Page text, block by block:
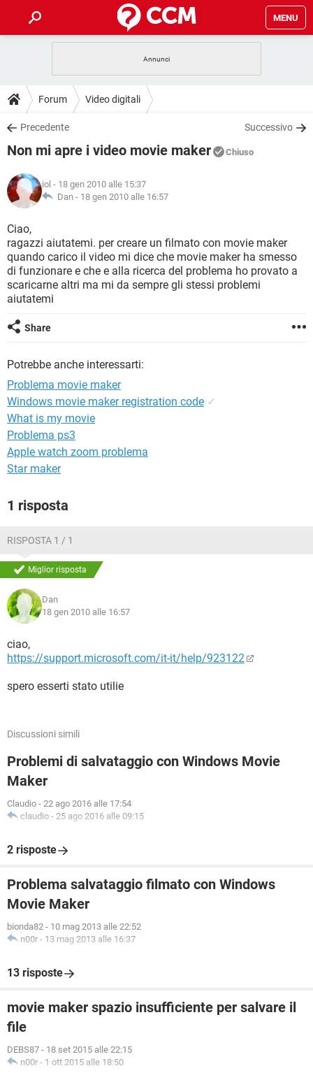
MENU
INTRATTENIMENTO
iOS
INSTAGRAM WHATSAPP
TIKTOK
HARDWARE
GUIDE
COVID-19
INSTAGRAM
TIKTOK
HARDWARE
DOWNLOAD
COVID-19 GAMING
INTRATTENIMENTO
iOS WINDOWS 10
INSTAGRAM
TIKTOK FACEBOOK
HARDWARE
COVID-19
INTRATTENIMENTO
iOS
INSTAGRAM WHATSAPP
TIKTOK FACEBOOK
HARDWARE
GLOSSARIO
COVID-19
INTRATTENIMENTO ANDROID
iOS WINDOWS 10
INSTAGRAM WHATSAPP
TIKTOK
Forum Video digitali
Precedente Successivo
Non mi apre i video movie maker Chiuso
iol - 18 gen 2010 alle 15:37
Dan - 18 gen 2010 alle 16:57
Ciao,
ragazzi aiutatemi. per creare un filmato con movie maker
quando carico il video mi dice che movie maker ha smesso
di funzionare e che e alla ricerca del problema ho provato a
scaricarne altri ma mi da sempre gli stessi problemi
aiutatemi
Share
Potrebbe anche interessarti:
Problema movie maker
Windows movie maker registration code ✓
What is my movie
Problema ps3
Apple watch zoom problema
Star maker
1 risposta
RISPOSTA 1 / 1
Miglior risposta
Dan
18 gen 2010 alle 16:57
ciao,
https://support.microsoft.com/it-it/help/923122
spero esserti stato utilie
Discussioni simili
Problemi di salvataggio con Windows Movie
Maker
Claudio - 22 ago 2016 alle 17:54
claudio - 25 ago 2016 alle 09:15
2 risposte
Problema salvataggio filmato con Windows
Movie Maker
bionda82 - 10 mag 2013 alle 22:52
n00r - 13 mag 2013 alle 16:37
13 risposte
movie maker spazio insufficiente per salvare il
file
DEBS87 - 18 set 2015 alle 22:15
n00r - 1 ott 2015 alle 18:50